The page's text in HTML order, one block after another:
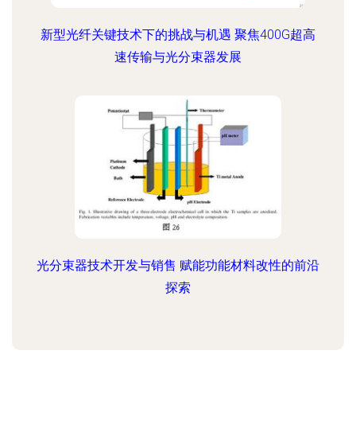
新型光纤关键技术下的挑战与机遇 聚焦400G超高
速传输与光分束器发展
光分束器技术开发与销售 赋能功能材料改性的前沿
探索